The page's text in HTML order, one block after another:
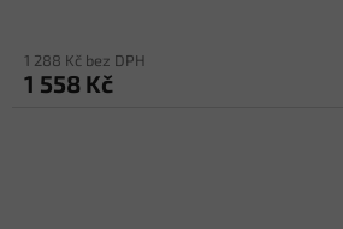
1 288 Kč bez DPH
1 558 Kč